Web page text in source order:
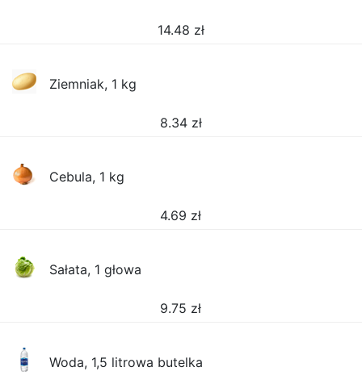
14.48 zł
Ziemniak, 1 kg
8.34 zł
Cebula, 1 kg
4.69 zł
Sałata, 1 głowa
9.75 zł
Woda, 1,5 litrowa butelka